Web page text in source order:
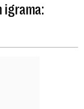
igrama: